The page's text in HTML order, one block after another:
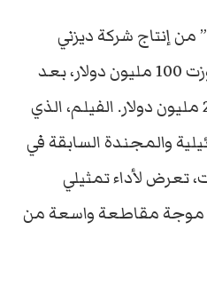
واجه فيلم “Snow White” من إنتاج شركة ديزني
خسائر مالية فادحة تجاوزت 100 مليون دولار، بعد
أن كلف الإنتاج حوالي 270 مليون دولار. الفيلم، الذي
والمجندة السابقة في
تعرض لأداء تمثيلي
موجة مقاطعة واسعة من